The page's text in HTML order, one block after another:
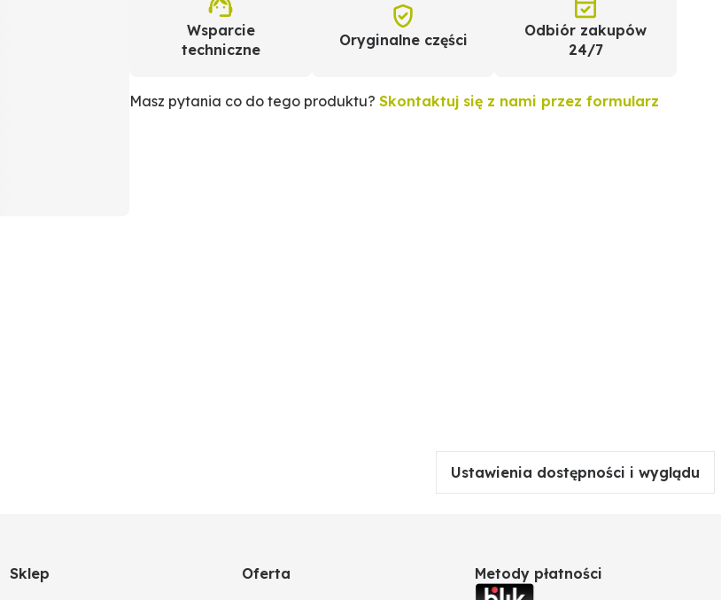
Wsparcie
techniczne
Oryginalne części
Odbiór zakupów
24/7
Masz pytania co do tego produktu? Skontaktuj się z nami przez formularz
Ustawienia dostępności i wyglądu
Sklep Oferta Metody płatności